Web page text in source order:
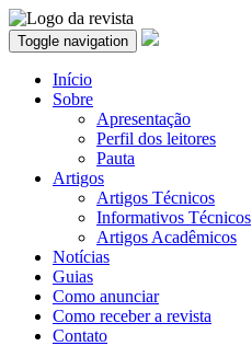
Toggle navigation
Início
Sobre
Apresentação
Perfil dos leitores
Pauta
Artigos
Artigos Técnicos
Informativos Técnicos
Artigos Acadêmicos
Notícias
Guias
Como anunciar
Como receber a revista
Contato